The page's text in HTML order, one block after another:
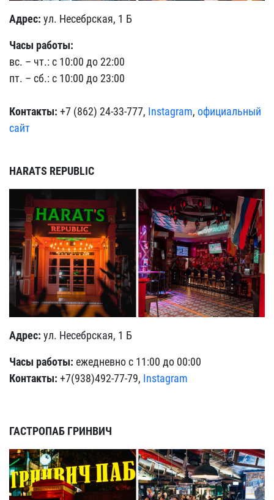
Адрес: ул. Несебрская, 1 Б
Часы работы:
вс. – чт.: с 10:00 до 22:00
пт. – сб.: с 10:00 до 23:00
Контакты: +7 (862) 24-33-777, Instagram, официальный
сайт
HARATS REPUBLIC
Адрес: ул. Несебрская, 1 Б
Часы работы: ежедневно с 11:00 до 00:00
Контакты: +7(938)492-77-79, Instagram
ГАСТРОПАБ ГРИНВИЧ